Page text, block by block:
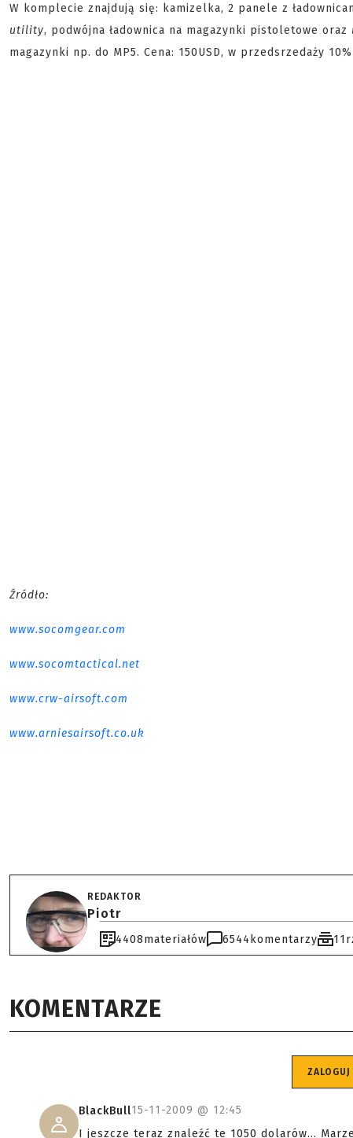
W komplecie znajdują się: kamizelka, 2 panele z
utility, podwójna ładownica na magazynki pistoletowe oraz
magazynki np. do MP5. Cena: 150USD, w przedsrzedaży
Źródło:
www.socomgear.com
www.socomtactical.net
www.crw-airsoft.com
www.arniesairsoft.co.uk
REDAKTOR
Piotr
4408materiałów 6544 komentarzy 11
KOMENTARZE
BlackBull15-11-2009 @ 12:45
I jeszcze teraz znaleźć te 1050 dolarów...